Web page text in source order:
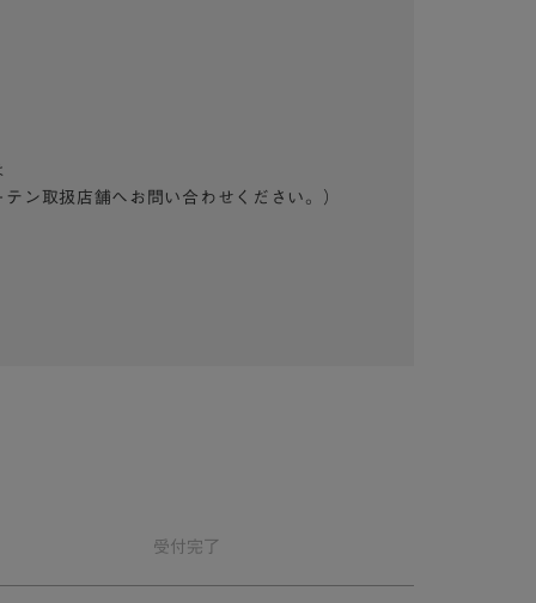
ン取扱店舗へお問い合わせください。）
受付完了